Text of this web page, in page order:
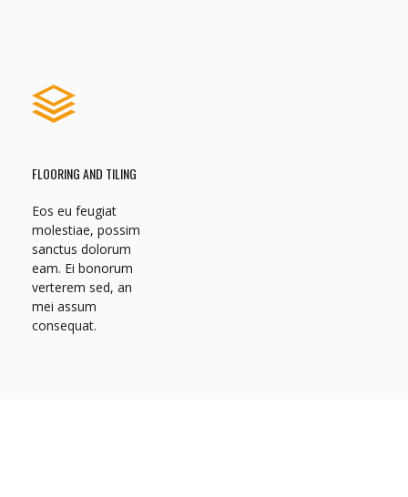
FLOORING AND TILING
Eos eu feugiat
molestiae, possim
sanctus dolorum
eam. Ei bonorum
verterem sed, an
mei assum
consequat.